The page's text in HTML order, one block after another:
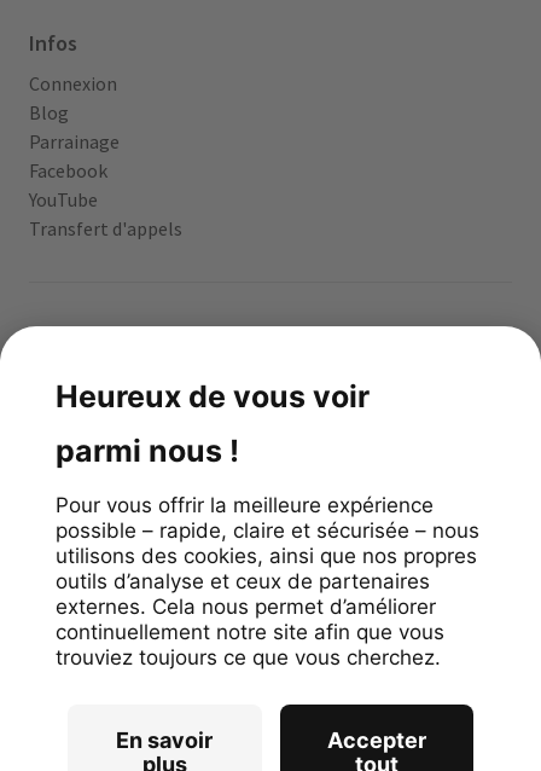
Infos
Connexion
Blog
Parrainage
Facebook
YouTube
Transfert d'appels
4.1 stars/99reviews